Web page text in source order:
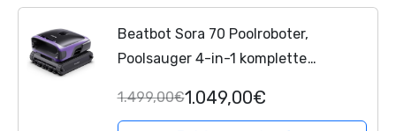
Beatbot Sora 70 Poolroboter,
Poolsauger 4-in-1 komplette
Parken an der Oberfläche, 6L
1.499,00€1.049,00€